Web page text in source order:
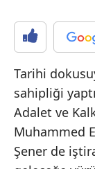
Tarihi
sahipliği
Adalet ve
Muhammed
Şener de